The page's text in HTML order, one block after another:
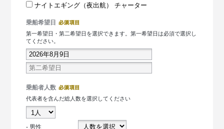
ナイトエギング（夜出航） チャーター
乗船希望日
第一希望日・第二希望日を選択できます。第一希望日は必須で選択し
てください。
乗船者人数
代表者を含んだ総人数を選択してください
- 男性